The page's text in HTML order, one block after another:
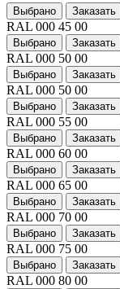
Выбрано Заказать
RAL 000 45 00
Выбрано Заказать
RAL 000 50 00
Выбрано Заказать
RAL 000 50 00
Выбрано Заказать
RAL 000 55 00
Выбрано Заказать
RAL 000 60 00
Выбрано Заказать
RAL 000 65 00
Выбрано Заказать
RAL 000 70 00
Выбрано Заказать
RAL 000 75 00
Выбрано Заказать
RAL 000 80 00